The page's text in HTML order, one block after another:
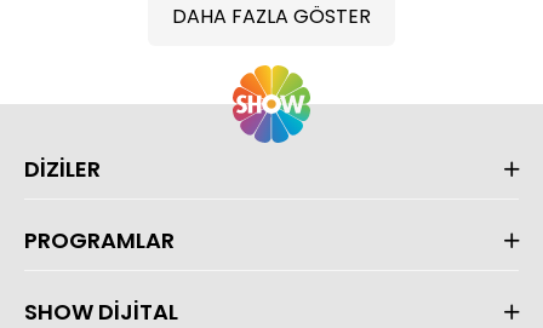
DAHA FAZLA GÖSTER
DİZİLER
PROGRAMLAR
SHOW DİJİTAL